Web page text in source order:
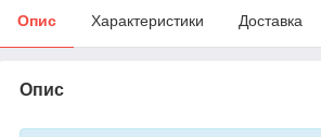
Опис Характеристики Доставка
Опис